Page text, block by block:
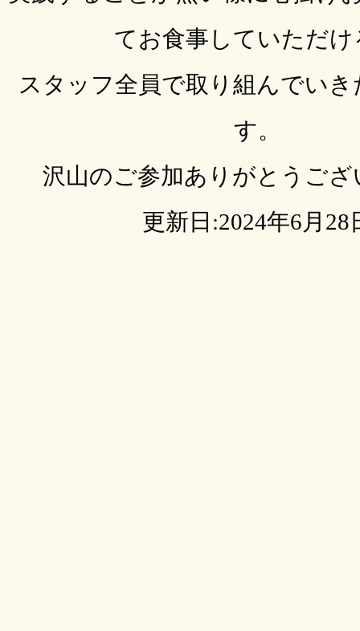
てお食事していただけ
スタッフ全員で取り組んでい
す。
沢山のご参加ありがとうご
更新日:2024年6月28